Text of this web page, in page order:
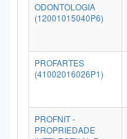
ODONTOLOGIA
(12001015040P6)
PROFARTES
(41002016026P1)
PROFNIT -
PROPRIEDADE